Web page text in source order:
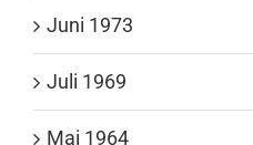
Juni 1973
Juli 1969
Mai 1964